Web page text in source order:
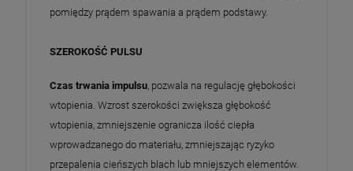
pomiędzy prądem spawania a prądem podstawy.
SZEROKOŚĆ PULSU
Czas trwania impulsu , pozwala na regulację głębokości
wtopienia. Wzrost szerokości zwiększa głębokość
wtopienia, zmniejszenie ogranicza ilość ciepła
wprowadzanego do materiału, zmniejszając ryzyko
przepalenia cieńszych blach lub mniejszych elementów.